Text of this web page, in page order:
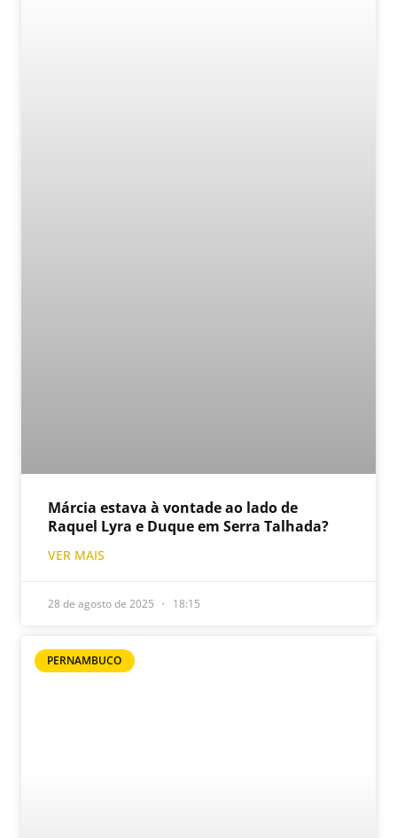
Márcia estava à vontade ao lado de
Raquel Lyra e Duque em Serra Talhada?
VER MAIS
28 de agosto de 2025 18:15
PERNAMBUCO